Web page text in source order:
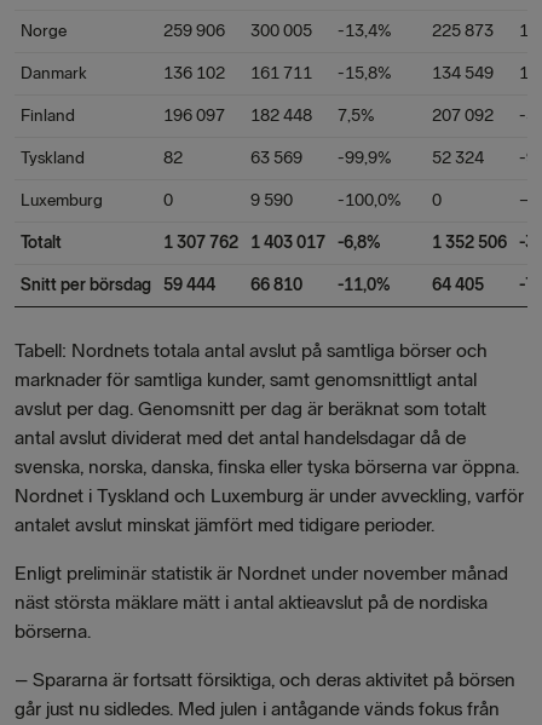
Norge 259 906 300 005 -13,4% 225 873
Danmark 136 102 161 711 -15,8% 134 549
Finland 196 097 182 448 7,5% 207 092 -
Tyskland 82 63 569 -99,9% 52 324 -
Luxemburg 0 9 590 -100,0% 0 –
Totalt 1 307 762 1 403 017 -6,8% 1 352 506 -
Snitt per börsdag 59 444 66 810 -11,0% 64 405 -
Tabell: Nordnets totala antal avslut på samtliga börser och
marknader för samtliga kunder, samt genomsnittligt antal
avslut per dag. Genomsnitt per dag är beräknat som totalt
antal avslut dividerat med det antal handelsdagar då de
svenska, norska, danska, finska eller tyska börserna var öppna.
Nordnet i Tyskland och Luxemburg är under avveckling, varför
antalet avslut minskat jämfört med tidigare perioder.
Enligt preliminär statistik är Nordnet under november månad
näst största mäklare mätt i antal aktieavslut på de nordiska
börserna.
– Spararna är fortsatt försiktiga, och deras aktivitet på börsen
går just nu sidledes. Med julen i antågande vänds fokus från